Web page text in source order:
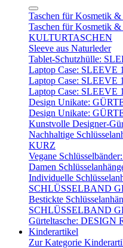
Taschen für Kosmetik
Taschen für Kosmetik
KULTURTASCHEN
Sleeve aus Naturleder
Tablet-Schutzhülle:
Laptop Case: SLEEVE
Laptop Case: SLEEVE
Laptop Case: SLEEVE
Design Unikate:
Design Unikate:
Kunstvolle Designer-
Nachhaltige
KURZ
Vegane
Damen
Individuelle
SCHLÜSSELBAND
Bestickte
SCHLÜSSELBAND
Gürteltasche: DESIGN
Kinderartikel
Zur Kategorie